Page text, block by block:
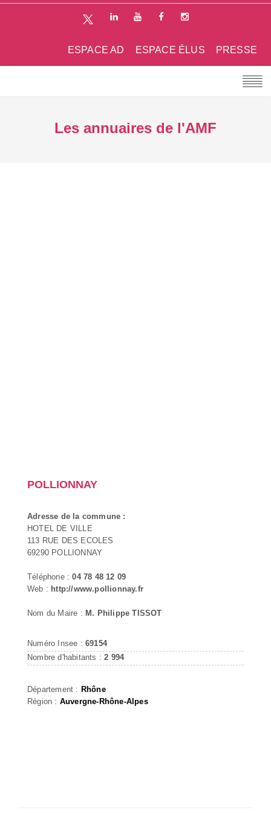
PRESSE
ESPACE ÉLUS
ESPACE AD
Les annuaires de l'AMF
POLLIONNAY
Adresse de la commune :
HOTEL DE VILLE
113 RUE DES ECOLES
69290 POLLIONNAY
Téléphone :04 78 48 12 09
Web : http://www.pollionnay.fr
Nom du Maire : M. Philippe TISSOT
Numéro Insee : 69154
Nombre d'habitants :2 994
Département : Rhône
Région : Auvergne-Rhône-Alpes